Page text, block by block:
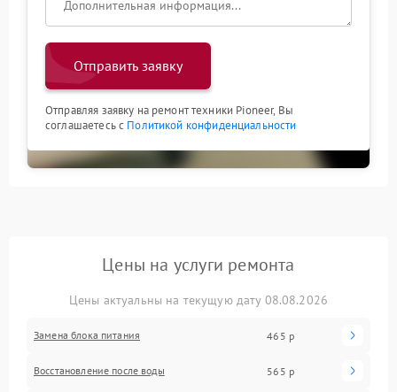
Отправить заявку
Отправляя заявку на ремонт техники Pioneer, Вы
соглашаетесь с Политикой конфиденциальности
Цены на услуги ремонта
Цены актуальны на текущую дату 08.08.2026
Замена блока питания 465 р
Восстановление после воды 565 р